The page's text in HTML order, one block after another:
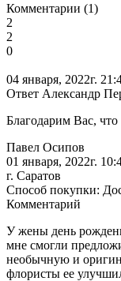
Комментарии (1)
2
2
0
04 января, 2022г.
Ответ Александр
Благодарим Вас,
Павел Осипов
01 января, 2022г.
г. Саратов
Способ покупки:
Комментарий
У жены день
мне смогли
необычную и
флористы ее